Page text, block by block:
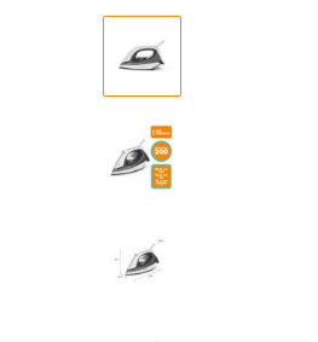
lavadora
refrigerador
secadora